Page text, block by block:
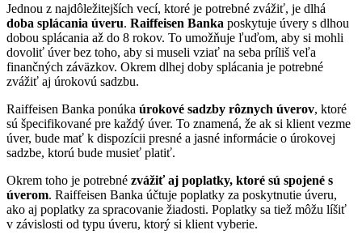
Jednou z najdôležitejších vecí, ktoré je potrebné zvážiť, je dlhá
doba splácania úveru. Raiffeisen Banka poskytuje úvery s dlhou
dobou splácania až do 8 rokov. To umožňuje ľuďom, aby si mohli
dovoliť úver bez toho, aby si museli vziať na seba príliš veľa
finančných záväzkov. Okrem dlhej doby splácania je potrebné
zvážiť aj úrokovú sadzbu.
Raiffeisen Banka ponúka úrokové sadzby rôznych úverov, ktoré
sú špecifikované pre každý úver. To znamená, že ak si klient vezme
úver, bude mať k dispozícii presné a jasné informácie o úrokovej
sadzbe, ktorú bude musieť platiť.
Okrem toho je potrebné zvážiť aj poplatky, ktoré sú spojené s
úverom. Raiffeisen Banka účtuje poplatky za poskytnutie úveru,
ako aj poplatky za spracovanie žiadosti. Poplatky sa tiež môžu líšiť
v závislosti od typu úveru, ktorý si klient vyberie.